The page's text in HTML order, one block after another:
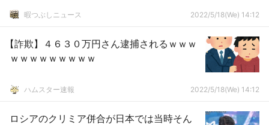
暇つぶしニュース 2022/5/18(We) 14:12
【詐欺】４６３０万円さん逮捕されるｗｗｗ
ｗｗｗｗｗｗｗｗｗ
ハムスター速報 2022/5/18(We) 14:12
ロシアのクリミア併合が日本では当時そん